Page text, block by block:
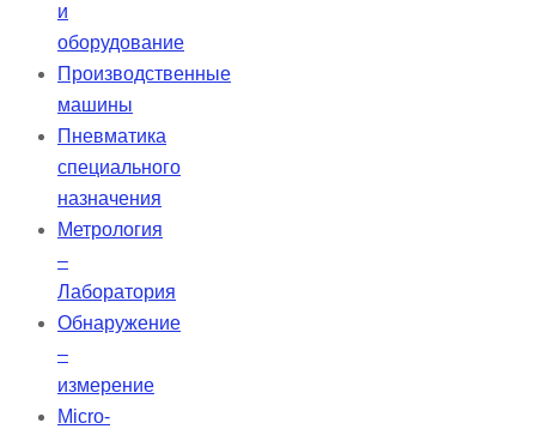
и
оборудование
Производственные
машины
Пневматика
специального
назначения
Метрология
–
Лаборатория
Обнаружение
–
измерение
Micro-